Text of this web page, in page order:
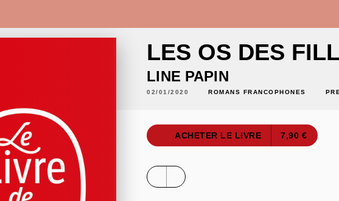
LES OS DES
LINE PAPIN
02/01/2020 ROMANS FRANCOPHONES
ACHETER LE LIVRE 7,90 €